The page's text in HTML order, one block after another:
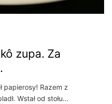
zupa. Za
papierosy! Razem z
Wstał od stołu...